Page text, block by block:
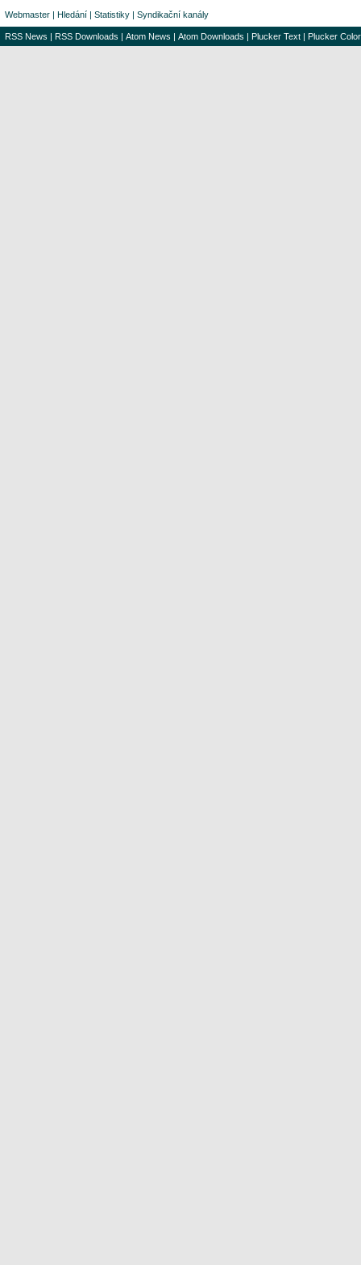
Webmaster | Hledání | Statistiky | Syndikační kanály
RSS News | RSS Downloads | Atom News | Atom Downloads | Plucker Text | Plucker Color